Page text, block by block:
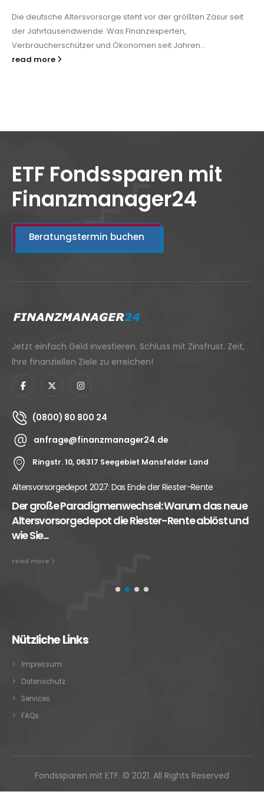
Die deutsche Altersvorsorge steht vor der größten Zäsur seit
der Jahrtausendwende. Was Finanzexperten,
Verbraucherschützer und Ökonomen seit Jahren...
read more
ETF Fondssparen mit
Finanzmanager24
Beratungstermin buchen
Jetzt einfach Geld investieren. Schluss mit Zinsfrust. Zeit,
Ihre finanziellen Ziele zu erreichen!
(0800) 80 800 24
anfrage@finanzmanager24.de
Ringstr. 10, 06317 Seegebiet Mansfelder Land
Altersvorsorgedepot 2027: Das Ende der Riester-Rente
Der große Paradigmenwechsel: Warum das neue
Altersvorsorgedepot die Riester-Rente ablöst und
wie Sie...
read more
Nützliche Links
Impressum
Datenschutz
Services
FAQs
Fondssparen mit ETF. © 2021. All Rights Reserved